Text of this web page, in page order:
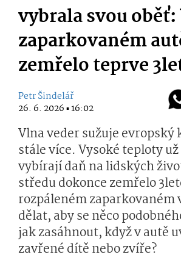
vybrala svou oběť:
zaparkovaném
zemřelo teprve
Petr Šindelář
26. 6. 2026 ▪ 16:02
Vlna veder sužuje
stále více. Vysoké teploty
vybírají daň na lidských
středu dokonce zemřelo
rozpáleném zaparkovaném
dělat, aby se něco
jak zasáhnout, když v autě
zavřené dítě nebo zvíře?